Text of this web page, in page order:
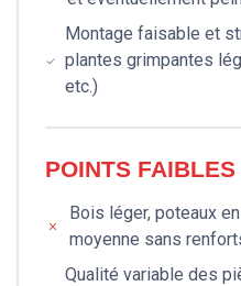
Montage faisable et
plantes grimpantes
etc.)
POINTS FAIBLES
Bois léger, poteaux
moyenne sans
Qualité variable des